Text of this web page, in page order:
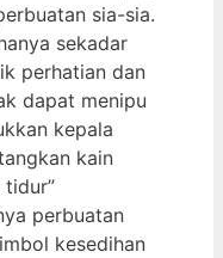
sia-sia.
sekadar
perhatian dan
dapat menipu
kepala
kain
perbuatan
kesedihan